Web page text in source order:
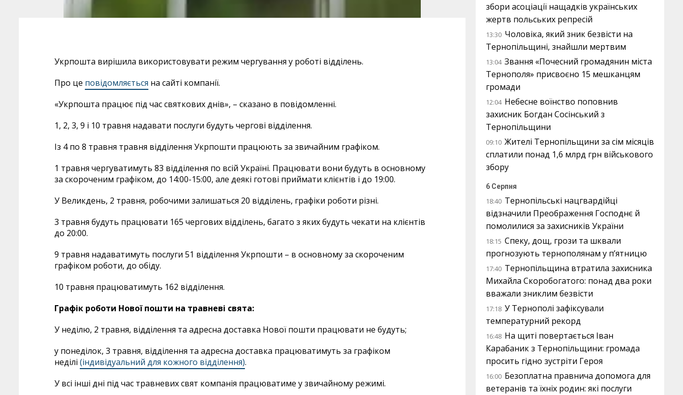
Укрпошта вирішила використовувати режим чергування у роботі відділень.
Про це повідомляється на сайті компанії.
«Укрпошта працює під час святкових днів», – сказано в повідомленні.
1, 2, 3, 9 і 10 травня надавати послуги будуть чергові відділення.
Із 4 по 8 травня травня відділення Укрпошти працюють за звичайним графіком.
1 травня чергуватимуть 83 відділення по всій Україні. Працювати вони будуть в основному
за скороченим графіком, до 14:00-15:00, але деякі готові приймати клієнтів і до 19:00.
У Великдень, 2 травня, робочими залишаться 20 відділень, графіки роботи різні.
3 травня будуть працювати 165 чергових відділень, багато з яких будуть чекати на клієнтів
до 20:00.
9 травня надаватимуть послуги 51 відділення Укрпошти – в основному за скороченим
графіком роботи, до обіду.
10 травня працюватимуть 162 відділення.
Графік роботи Нової пошти на травневі свята:
У неділю, 2 травня, відділення та адресна доставка Нової пошти працювати не будуть;
у понеділок, 3 травня, відділення та адресна доставка працюватимуть за графіком
неділі (індивідуальний для кожного відділення).
У всі інші дні під час травневих свят компанія працюватиме у звичайному режимі.
збори асоціації нащадків українських
жертв польських репресій
13:30 Чоловіка, який зник безвісти на
Тернопільщині, знайшли мертвим
13:04 Звання «Почесний громадянин міста
Тернополя» присвоєно 15 мешканцям
громади
12:04 Небесне воїнство поповнив
захисник Богдан Сосінський з
Тернопільщини
09:10 Жителі Тернопільщини за сім місяців
сплатили понад 1,6 млрд грн військового
збору
6 Серпня
18:40 Тернопільські нацгвардійці
відзначили Преображення Господнє й
помолилися за захисників України
18:15 Спеку, дощ, грози та шквали
прогнозують тернополянам у п’ятницю
17:40 Тернопільщина втратила захисника
Михайла Скоробогатого: понад два роки
вважали зниклим безвісти
17:18 У Тернополі зафіксували
температурний рекорд
16:48 На щиті повертається Іван
Карабаник з Тернопільщини: громада
просить гідно зустріти Героя
16:00 Безоплатна правнича допомога для
ветеранів та їхніх родин: які послуги